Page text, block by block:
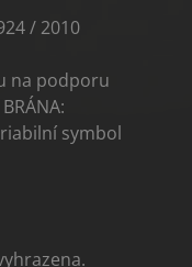
/ 2010
na podporu
symbol